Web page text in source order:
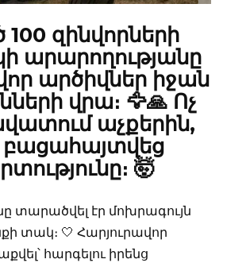
զինվորների
արարողությանը
արծիվներ իջան
վրա։ 🦅🙏 Ոչ
աչքերին,
բացահայտվեց
🤯
տարածվել էր մոխրագույն
տակ։ 🤍 Հարյուրավոր
հարգելու իրենց